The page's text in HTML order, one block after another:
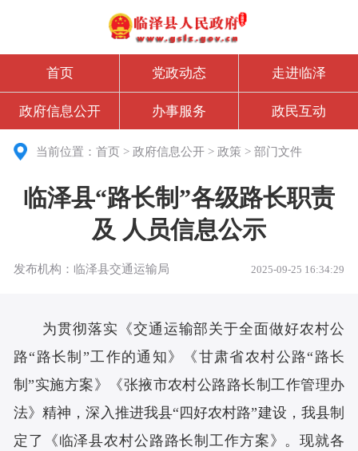
首页 党政动态 走进临泽
政府信息公开 办事服务 政民互动
当前位置：首页 >政府信息公开 >政策 >部门文件
临泽县“路长制”各级路长职责
及 人员信息公示
发布机构：临泽县交通运输局 2025-09-25 16:34:29
为贯彻落实《交通运输部关于全面做好农村公
路“路长制”工作的通知》《甘肃省农村公路“路长
制”实施方案》《张掖市农村公路路长制工作管理办
法》精神，深入推进我县“四好农村路”建设，我县制
定了《临泽县农村公路路长制工作方案》。现就各